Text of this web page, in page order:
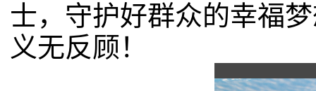
士，守护好群众的幸福
义无反顾！